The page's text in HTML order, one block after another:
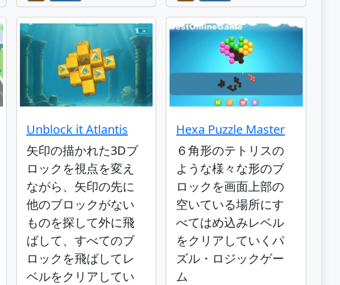
Unblock it Atlantis
矢印の描かれた3Dブ
ロックを視点を変え
ながら、矢印の先に
他のブロックがない
ものを探して外に飛
ばして、すべてのブ
ロックを飛ばしてレ
ベルをクリアしてい
Hexa Puzzle Master
６角形のテトリスの
ような様々な形のブ
ロックを画面上部の
空いている場所にす
べてはめ込みレベル
をクリアしていくパ
ズル・ロジックゲー
ム